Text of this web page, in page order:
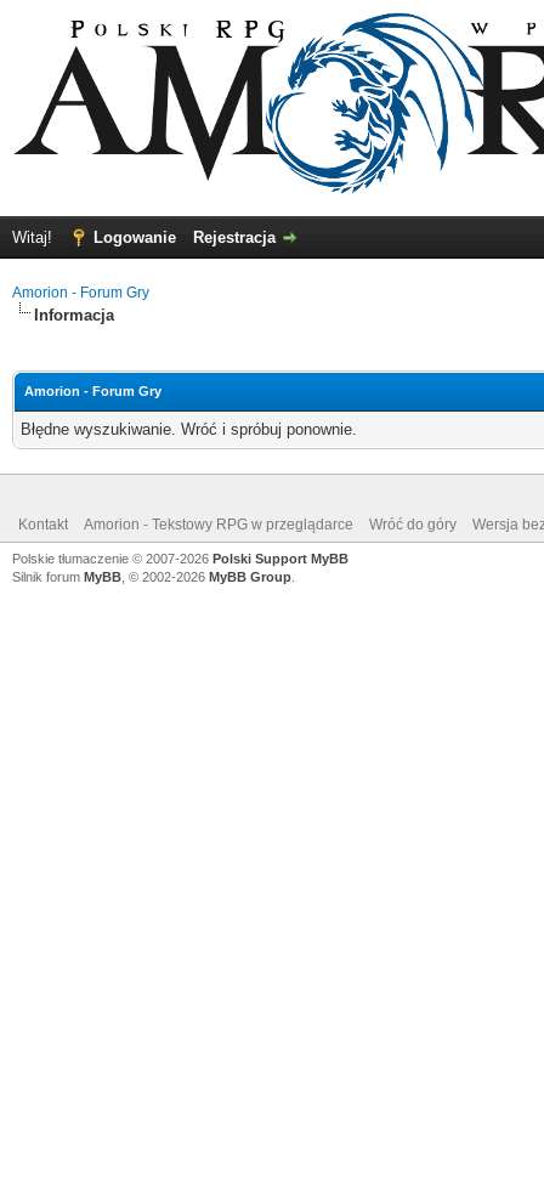
Witaj! Logowanie Rejestracja
Amorion - Forum Gry
Informacja
Amorion - Forum Gry
Błędne wyszukiwanie. Wróć i spróbuj ponownie.
Kontakt Amorion - Tekstowy RPG w przeglądarce Wróć do góry Wersja
Polskie tłumaczenie © 2007-2026 Polski Support MyBB
Silnik forum MyBB , © 2002-2026 MyBB Group